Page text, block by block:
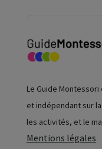
Le Guide
et indépendant sur
les activités, et le
Mentions légales